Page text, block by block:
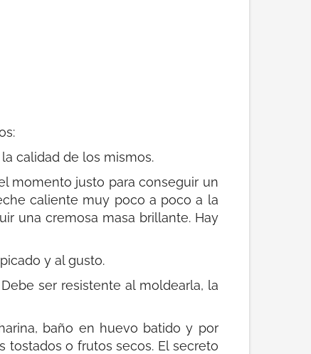
calidad de los mismos.
momento justo para conseguir un
caliente muy poco a poco a la
una cremosa masa brillante. Hay
y al gusto.
ser resistente al moldearla, la
baño en huevo batido y por
tostados o frutos secos. El secreto